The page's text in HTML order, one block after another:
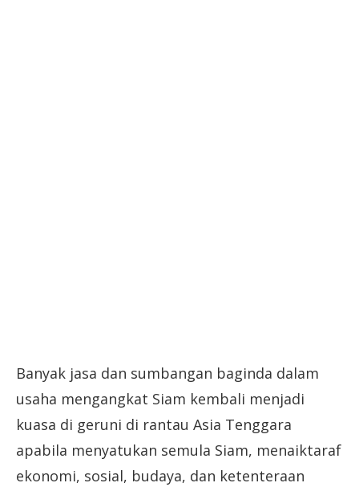
Banyak jasa dan sumbangan baginda dalam
usaha mengangkat Siam kembali menjadi
kuasa di geruni di rantau Asia Tenggara
apabila menyatukan semula Siam, menaiktaraf
ekonomi, sosial, budaya, dan ketenteraan